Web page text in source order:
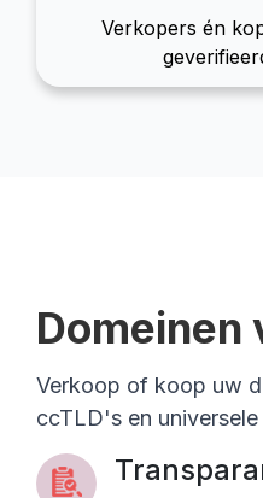
Verkopers én
Domeinen
Verkoop of koop uw
ccTLD's en